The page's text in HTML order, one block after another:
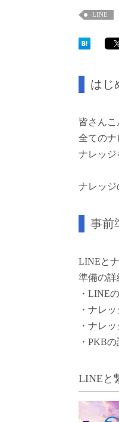
LINE
はじ
皆さんこ
全てのナ
ナレッジ
ナレッジ
事前
LINEと
準備の詳
・LINE
・ナレ
・ナレ
・PKB
LINEと